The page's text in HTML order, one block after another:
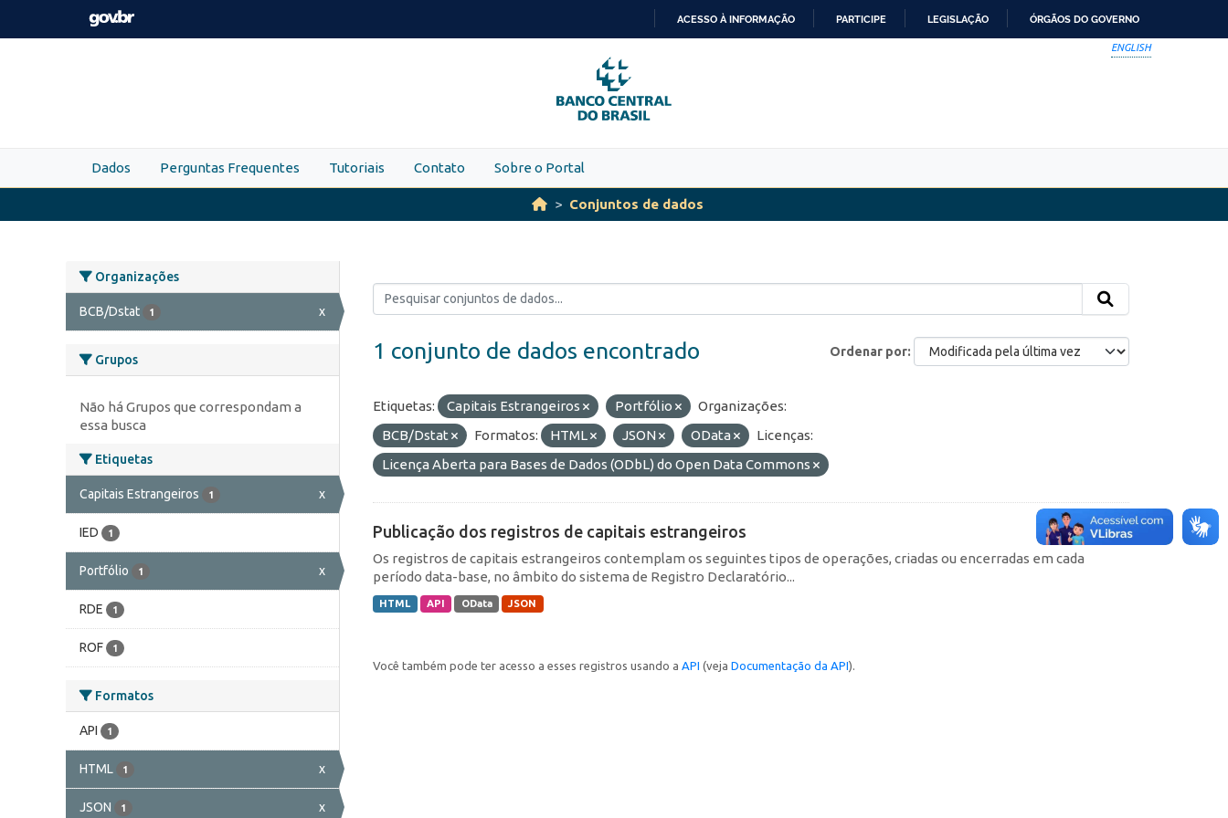
Skip to main content
PARA
O
CONTEÚDO
ACESSO À INFORMAÇÃO PARTICIPE LEGISLAÇÃO ÓRGÃOS DO GOVERNO
ENGLISH
Dados Perguntas Frequentes Tutoriais Contato Sobre o Portal
Conjuntos de dados
Organizações
BCB/Dstat 1 x
Grupos
Não há Grupos que correspondam a
essa busca
Etiquetas
Capitais Estrangeiros 1 x
IED 1
Portfólio 1 x
RDE 1
ROF 1
Formatos
API 1
HTML 1 x
JSON 1 x
Ordenar por
1 conjunto de dados encontrado
Etiquetas: Capitais Estrangeiros Portfólio
Organizações:
BCB/Dstat
Formatos: HTML JSON OData
Licenças:
Licença Aberta para Bases de Dados (ODbL) do Open Data Commons
Publicação dos registros de capitais estrangeiros
Os registros de capitais estrangeiros contemplam os seguintes tipos de operações, criadas ou encerradas em cada
período data-base, no âmbito do sistema de Registro Declaratório...
HTML API OData JSON
Você também pode ter acesso a esses registros usando a API (veja Documentação da API).